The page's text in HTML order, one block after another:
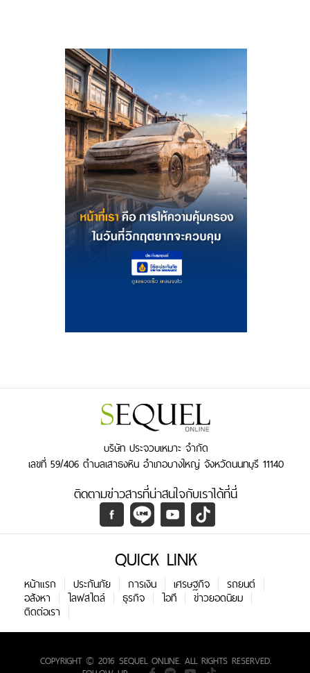
บริษัท ประจวบเหมาะ จำกัด
เลขที่ 59/406 ตำบลเสาธงหิน อำเภอบางใหญ่ จังหวัดนนทบุรี 11140
ติดตามข่าวสารที่น่าสนใจกับเราได้ที่นี่
QUICK LINK
หน้าแรก ประกันภัย การเงิน เศรษฐกิจ
รถยนต์
อสังหา
ไลฟสไตล์ ธุรกิจ ไอที
ข่าวยอดนิยม
ติดต่อเรา
COPYRIGHT © 2016 SEQUEL ONLINE. ALL RIGHTS RESERVED.